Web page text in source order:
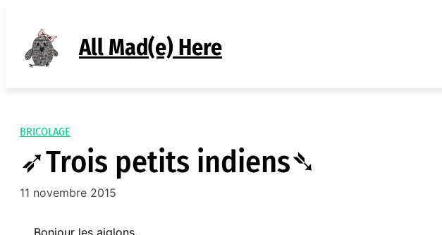
contenu
All Mad(e) Here
BRICOLAGE
➶Trois petits indiens➴
11 novembre 2015